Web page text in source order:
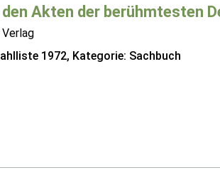
Akten der berühmtesten
1972, Kategorie: Sachbuch